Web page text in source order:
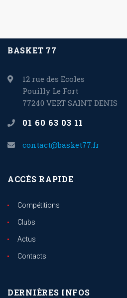
BASKET 77
12 rue des Ecoles
Pouilly Le Fort
77240 VERT SAINT DENIS
01 60 63 03 11
contact@basket77.fr
ACCÈS RAPIDE
Compétitions
Clubs
Actus
Contacts
DERNIÈRES INFOS